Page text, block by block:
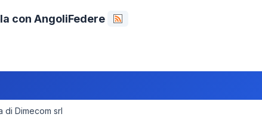
con AngoliFedere
di Dimecom srl